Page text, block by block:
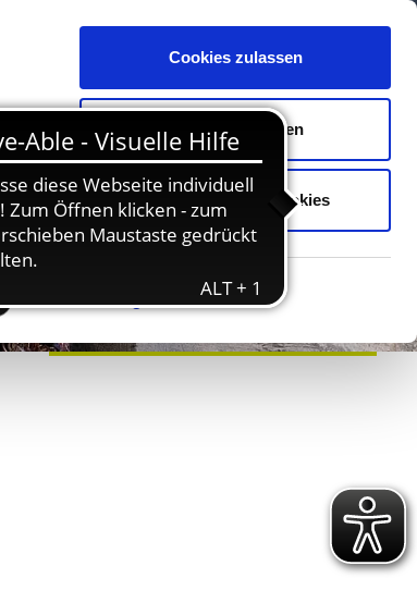
Cookies zulassen
Auswahl erlauben
Nur notwendige Cookies
Erlebnisse Kontakt